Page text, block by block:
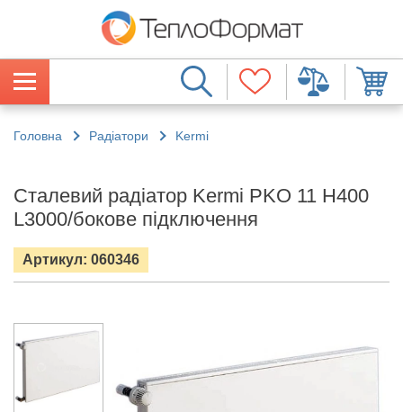
Головна Радіатори Kermi
Сталевий радіатор Kermi PKO 11 H400
L3000/бокове підключення
Артикул: 060346